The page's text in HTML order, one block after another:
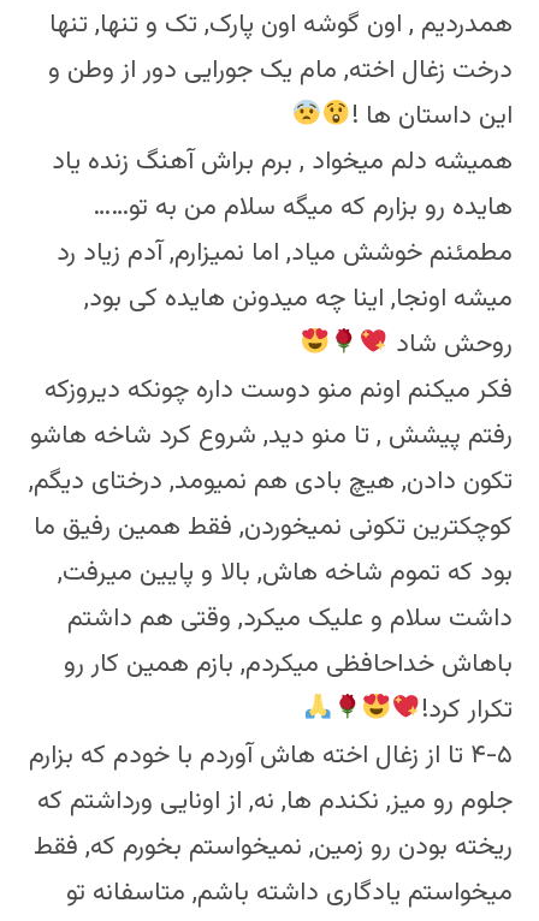
همدردیم , اون گوشه اون پارک, تک و تنها, تنها
درخت زغال اخته, مام یک جورایی دور از وطن و
این داستان ها !
همیشه دلم میخواد , برم براش آهنگ زنده یاد
هایده رو بزارم که میگه سلام من به تو……
مطمئنم خوشش میاد, اما نمیزارم, آدم زیاد رد
میشه اونجا, اینا چه میدونن هایده کی بود,
روحش شاد
فکر میکنم اونم منو دوست داره چونکه دیروزکه
رفتم پیشش , تا منو دید, شروع کرد شاخه هاشو
تکون دادن, هیچ بادی هم نمیومد, درختای دیگم,
کوچکترین تکونی نمیخوردن, فقط همین رفیق ما
بود که تموم شاخه هاش, بالا و پایین میرفت,
داشت سلام و علیک میکرد, وقتی هم داشتم
باهاش خداحافظی میکردم, بازم همین کار رو
تکرار کرد!
۴-۵ تا از زغال اخته هاش آوردم با خودم که بزارم
جلوم رو میز, نکندم ها, نه, از اونایی ورداشتم که
ریخته بودن رو زمین, نمیخواستم بخورم که, فقط
میخواستم یادگاری داشته باشم, متاسفانه تو